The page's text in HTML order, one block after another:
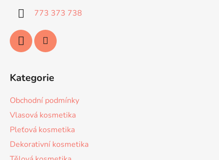
773 373 738
Kategorie
Obchodní podmínky
Vlasová kosmetika
Pleťová kosmetika
Dekorativní kosmetika